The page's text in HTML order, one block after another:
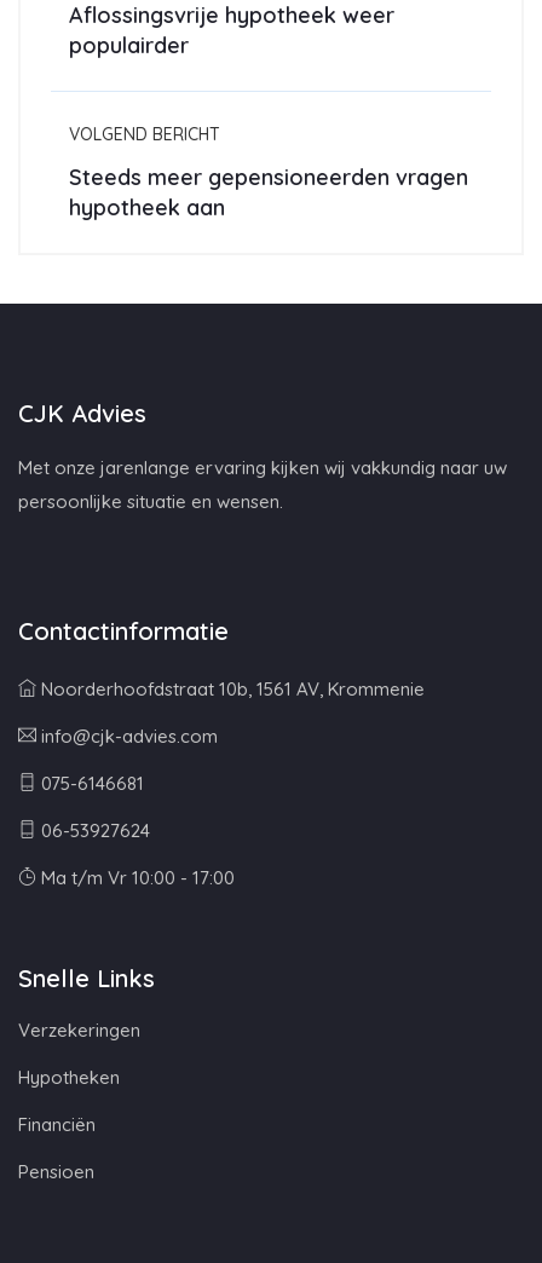
Aflossingsvrije hypotheek weer
populairder
VOLGEND BERICHT
Steeds meer gepensioneerden vragen
hypotheek aan
CJK Advies
Met onze jarenlange ervaring kijken wij vakkundig naar uw
persoonlijke situatie en wensen.
Contactinformatie
Noorderhoofdstraat 10b, 1561 AV, Krommenie
info@cjk-advies.com
075-6146681
06-53927624
Ma t/m Vr 10:00 - 17:00
Snelle Links
Verzekeringen
Hypotheken
Financiën
Pensioen